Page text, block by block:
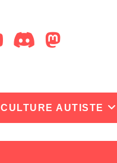
CULTURE AUTISTE